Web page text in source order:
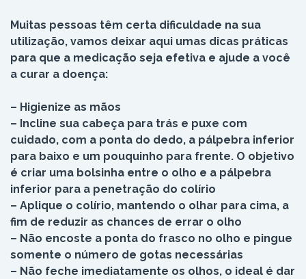
Muitas pessoas têm certa dificuldade na sua
utilização, vamos deixar aqui umas dicas práticas
para que a medicação seja efetiva e ajude a você
a curar a doença:
– Higienize as mãos
– Incline sua cabeça para trás e puxe com
cuidado, com a ponta do dedo, a pálpebra inferior
para baixo e um pouquinho para frente. O objetivo
é criar uma bolsinha entre o olho e a pálpebra
inferior para a penetração do colírio
– Aplique o colírio, mantendo o olhar para cima, a
fim de reduzir as chances de errar o olho
– Não encoste a ponta do frasco no olho e pingue
somente o número de gotas necessárias
– Não feche imediatamente os olhos, o ideal é dar